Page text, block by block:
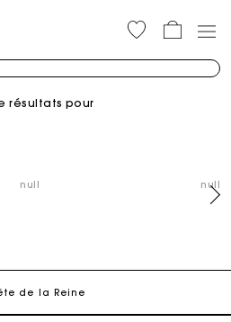
résultats pour
null null
de la Reine
sous 2 à 3 jours ouvrés.
de commande